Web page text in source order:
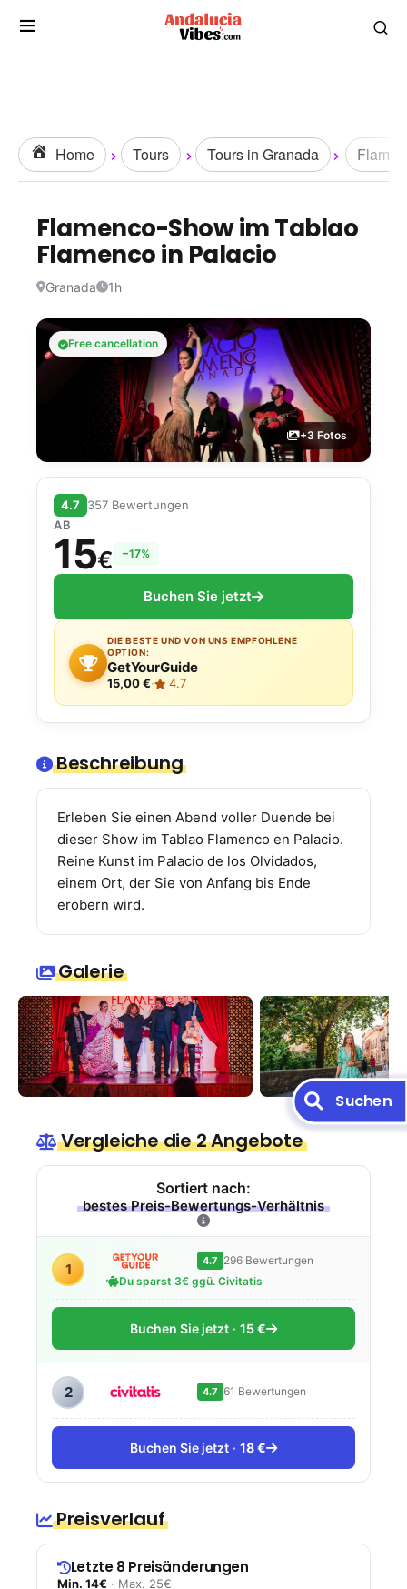
Home Tours Tours in Granada
Flamenco-Show im Tablao
Flamenco in Palacio
Granada 1h
Free cancellation
+3 Fotos
4.7 357 Bewertungen
AB
15€ −17%
Buchen Sie jetzt
DIE BESTE UND VON UNS EMPFOHLENE
OPTION:
GetYourGuide
15,00 €· 4.7
Beschreibung
Erleben Sie einen Abend voller Duende bei
dieser Show im Tablao Flamenco en Palacio.
Reine Kunst im Palacio de los Olvidados,
einem Ort, der Sie von Anfang bis Ende
erobern wird.
Galerie
Vergleiche die 2 Angebote
Sortiert nach:
bestes Preis-Bewertungs-Verhältnis
1 4.7 296 Bewertungen
Du sparst 3€ ggü. Civitatis
Buchen Sie jetzt 15 €
2 4.7 61 Bewertungen
Buchen Sie jetzt 18 €
Preisverlauf
Letzte 8 Preisänderungen
Min. 14€ · Max. 25€
Suchen